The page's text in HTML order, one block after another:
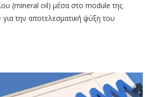
(mineral oil) μέσα στο module της
την αποτελεσματική ψύξη του